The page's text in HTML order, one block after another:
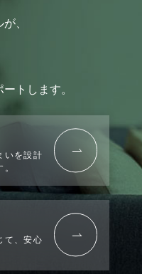
、
トします。
いを設計
て、安心